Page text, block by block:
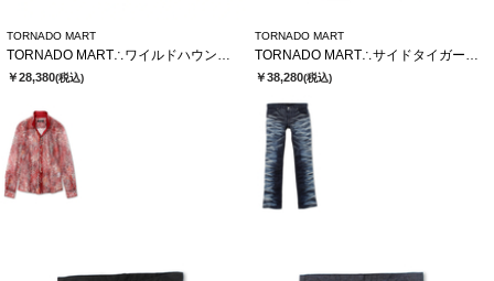
TORNADO MART
￥28,380(税込)
TORNADO MART
￥38,280(税込)